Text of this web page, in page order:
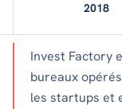
2018
Invest Factory
bureaux
les startups et